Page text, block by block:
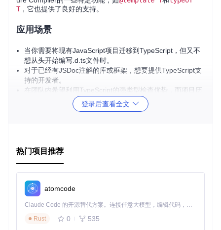
T，它也提供了良好的支持。
应用场景
当你需要将现有JavaScript项目迁移到TypeScript，但又不
想从头开始编写.d.ts文件时。
对于已经有JSDoc注解的库或框架，想要提供TypeScript支
持的开发者。
在团队内希望利用TypeScript的强类型检查优势，而项目历
史代码又存在大量JSDoc注释的情况。
工具快速生成.d.ts文件。
r特有的特性，提高转换效果。
智能转换
自动转换，降低手动调整的工作量。
可扩展性 ：允许使用者添加自定义插件以扩展其功能。
以下是如何使用tsd-jsdoc的基本步骤：
登录后查看全文
热门项目推荐
atomcode
Claude Code 的开源替代方案。连接任意大模型，编辑代码，运行命令，自动验证 — 全自动执行。用 Rust 构建，极致性能。 ｜ An open-source alternative to Claude Code. Connect any LLM, edit code, run commands, and verify changes — autonomously. Built in Rust for speed. Get Started
Rust
0 535